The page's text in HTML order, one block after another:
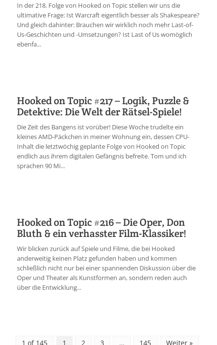
In der 218. Folge von Hooked on Topic stellen wir uns die
ultimative Frage: Ist Warcraft eigentlich besser als Shakespeare?
Und gleich dahinter: Brauchen wir wirklich noch mehr Last-of-
Us-Geschichten und -Umsetzungen? Ist Last of Us womöglich
ebenfa...
Hooked on Topic #217 – Logik, Puzzle &
Detektive: Die Welt der Rätsel-Spiele!
Die Zeit des Bangens ist vorüber! Diese Woche trudelte ein
kleines AMD-Päckchen in meiner Wohnung ein, dessen CPU-
Inhalt die letztwöchig geplante Folge von Hooked on Topic
endlich aus ihrem digitalen Gefängnis befreite. Tom und ich
sprachen 90 Mi...
Hooked on Topic #216 – Die Oper, Don
Bluth & ein verhasster Film-Klassiker!
Wir blicken zurück auf Spiele und Filme, die bei Hooked
anderweitig keinen Platz gefunden haben und kommen
schließlich nicht nur bei einer spannenden Diskussion über die
Oper und Theater als Kunstformen an, sondern reden auch
über die Entwicklung...
1 of 145 1 2 3 … 145 Weiter »